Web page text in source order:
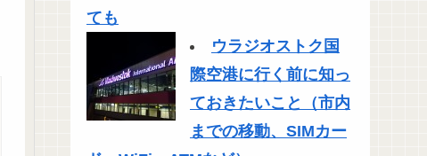
ても
ウラジオストク国
際空港に行く前に知っ
ておきたいこと（市内
までの移動、SIMカー